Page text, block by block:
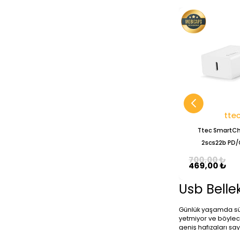
Ttec
2scs22b
Seyahat
469,00 ₺
700,00 ₺
Usb
Günlük yaşamda
yetmiyor ve
geniş hafızaları